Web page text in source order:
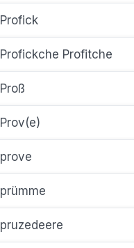
Profick
Profickche Profitche
Proß
Prov(e)
prove
prümme
pruzedeere